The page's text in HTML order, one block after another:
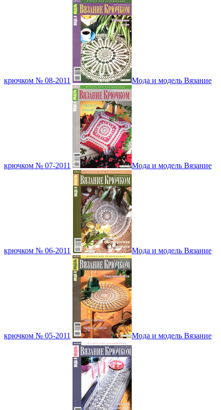
крючком № 08-2011 Мода и модель Вязание
крючком № 07-2011 Мода и модель Вязание
крючком № 06-2011 Мода и модель Вязание
крючком № 05-2011 Мода и модель Вязание